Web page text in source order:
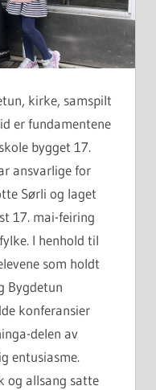
kirke, samspilt
er fundamentene
bygget 17.
ansvarlige for
Sørli og laget
17. mai-feiring
I henhold til
som holdt
Bygdetun
konferansier
delen av
entusiasme.
og allsang satte